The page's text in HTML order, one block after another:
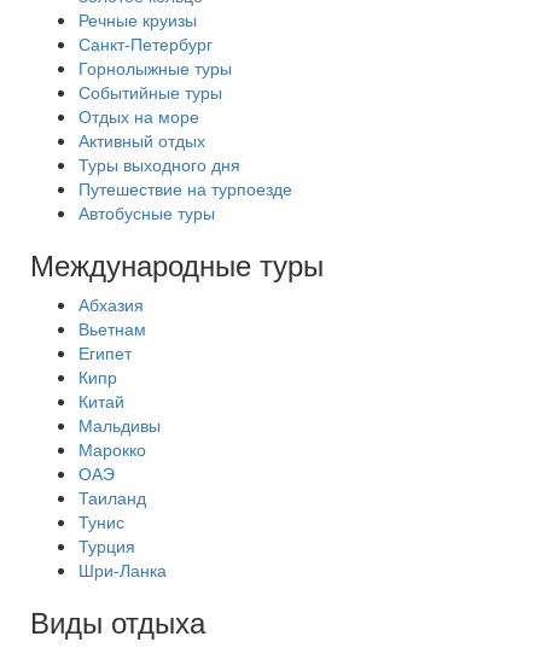
Речные круизы
Санкт-Петербург
Горнолыжные туры
Событийные туры
Отдых на море
Активный отдых
Туры выходного дня
Путешествие на турпоезде
Автобусные туры
Международные туры
Абхазия
Вьетнам
Египет
Кипр
Китай
Мальдивы
Марокко
ОАЭ
Таиланд
Тунис
Турция
Шри-Ланка
Виды отдыха